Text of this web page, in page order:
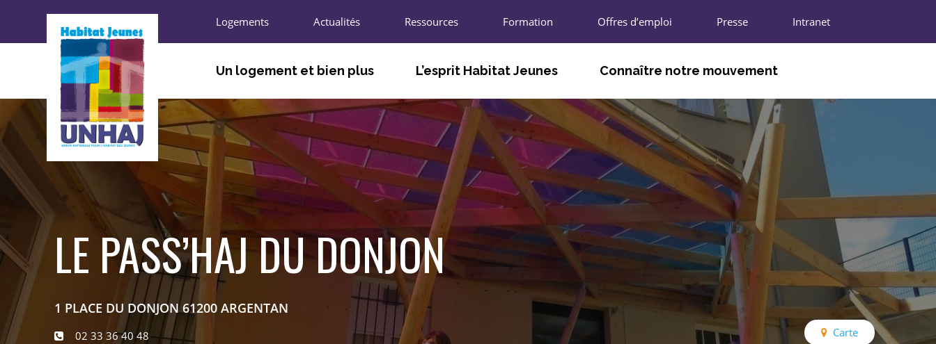
Logements Actualités Ressources Formation Offres d’emploi Presse Intranet
Un logement et bien plus
ÊTRE ACCUEILLI, ORIENTÉ
TROUVER UN LOGEMENT
L’esprit Habitat Jeunes
FACILITER LE VIVRE ET LE FAIRE
ENSEMBLE
S’ADAPTER AUX BESOINS DES
JEUNES ET DES TERRITOIRES
AGIR POUR L’INNOVATION SOCIALE
PARTICIPER À LA VIE LOCALE ET
ÉCONOMIQUE
Connaître notre mouvement
LES ADHÉRENTS
LES UNIONS RÉGIONALES
L’UNION NATIONALE
LES PARTENAIRES
LE PASS’HAJ DU DONJON
1 PLACE DU DONJON 61200 ARGENTAN
02 33 36 40 48
Carte